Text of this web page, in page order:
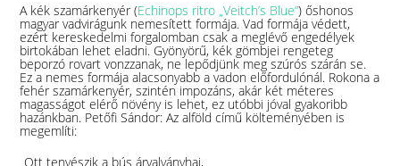
A kék szamárkenyér (Echinops ritro „Veitch’s Blue”) őshonos
magyar vadvirágunk nemesített formája. Vad formája védett,
ezért kereskedelmi forgalomban csak a meglévő engedélyek
birtokában lehet eladni. Gyönyörű, kék gömbjei rengeteg
beporzó rovart vonzzanak, ne lepődjünk meg szúrós szárán se.
Ez a nemes formája alacsonyabb a vadon előfordulónál. Rokona a
fehér szamárkenyér, szintén impozáns, akár két méteres
magasságot elérő növény is lehet, ez utóbbi jóval gyakoribb
hazánkban. Petőfi Sándor: Az alföld című költeményében is
megemlíti:
„Ott tenyészik a bús árvalyányhaj,